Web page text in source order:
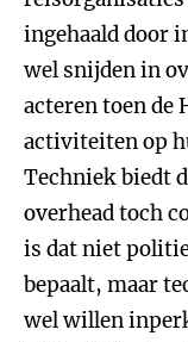
ingehaald door
wel snijden in
acteren toen de
activiteiten op
Techniek biedt
overhead toch
is dat niet
bepaalt, maar
wel willen